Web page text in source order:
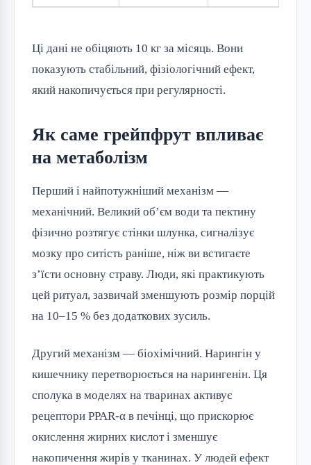
Ці дані не обіцяють 10 кг за місяць. Вони
показують стабільний, фізіологічний ефект,
який накопичується при регулярності.
Як саме грейпфрут впливає
на метаболізм
Перший і найпотужніший механізм —
механічний. Великий об’єм води та пектину
фізично розтягує стінки шлунка, сигналізує
мозку про ситість раніше, ніж ви встигаєте
з’їсти основну страву. Люди, які практикують
цей ритуал, зазвичай зменшують розмір порцій
на 10–15 % без додаткових зусиль.
Другий механізм — біохімічний. Нарингін у
кишечнику перетворюється на нарингенін. Ця
сполука в моделях на тваринах активує
рецептори PPAR-α в печінці, що прискорює
окислення жирних кислот і зменшує
накопичення жирів у тканинах. У людей ефект